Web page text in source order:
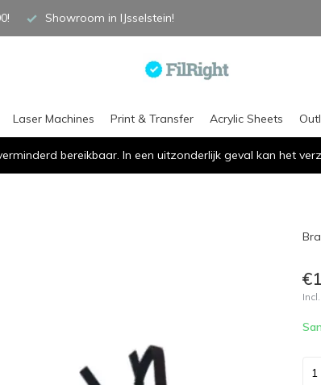
Showroom in IJsselstein!
Laser Machines Print & Transfer Acrylic Sheets
bereikbaar. In een uitzonderlijk geval kan het